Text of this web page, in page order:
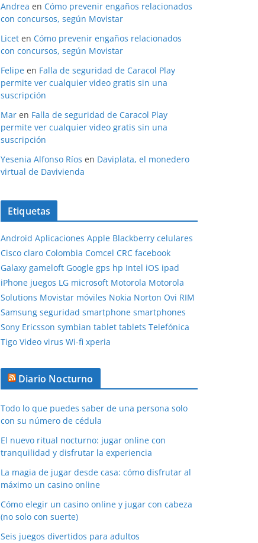
Andrea en Cómo prevenir engaños relacionados
con concursos, según Movistar
Licet en Cómo prevenir engaños relacionados
con concursos, según Movistar
Felipe en Falla de seguridad de Caracol Play
permite ver cualquier video gratis sin una
suscripción
Mar en Falla de seguridad de Caracol Play
permite ver cualquier video gratis sin una
suscripción
Yesenia Alfonso Ríos en Daviplata, el monedero
virtual de Davivienda
Etiquetas
Android Aplicaciones Apple Blackberry celulares
Cisco claro Colombia Comcel CRC facebook
Galaxy gameloft Google gps hp Intel iOS ipad
iPhone juegos LG microsoft Motorola Motorola
Solutions Movistar móviles Nokia Norton Ovi RIM
Samsung seguridad smartphone smartphones
Sony Ericsson symbian tablet tablets Telefónica
Tigo Video virus Wi-fi xperia
Diario Nocturno
Todo lo que puedes saber de una persona solo
con su número de cédula
El nuevo ritual nocturno: jugar online con
tranquilidad y disfrutar la experiencia
La magia de jugar desde casa: cómo disfrutar al
máximo un casino online
Cómo elegir un casino online y jugar con cabeza
(no solo con suerte)
Seis juegos divertidos para adultos